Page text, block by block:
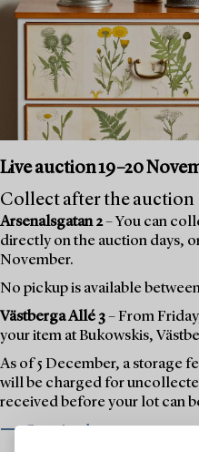
Live auction 19–20
Collect after the auction
Arsenalsgatan 2– You can
directly on the auction days,
November.
No pickup is available
Västberga Allé 3– From
your item at Bukowskis,
As of 5 December, a storage
will be charged for
received before your lot can
⟶ Opening hours